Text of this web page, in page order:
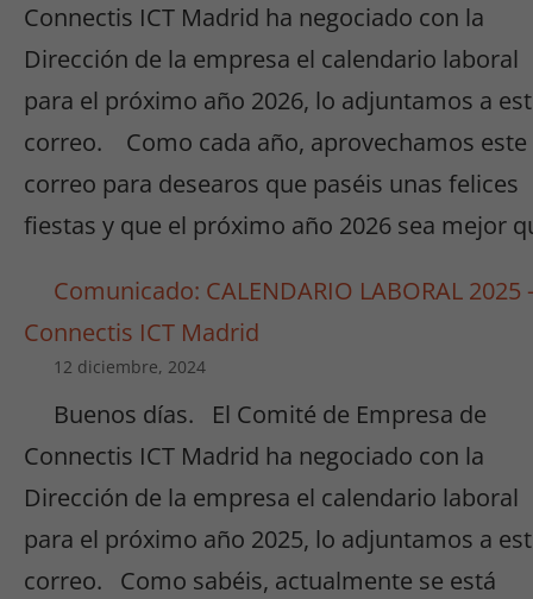
Connectis ICT Madrid ha negociado con la
Dirección de la empresa el calendario laboral
para el próximo año 2026, lo adjuntamos a
correo. Como cada año, aprovechamos este
correo para desearos que paséis unas felices
fiestas y que el próximo año 2026 sea mejor
Comunicado: CALENDARIO LABORAL 2025
Connectis ICT Madrid
12 diciembre, 2024
Buenos días. El Comité de Empresa de
Connectis ICT Madrid ha negociado con la
Dirección de la empresa el calendario laboral
para el próximo año 2025, lo adjuntamos a
correo. Como sabéis, actualmente se está